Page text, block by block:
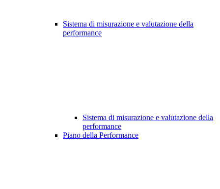
Sistema di misurazione e valutazione della
performance
Sistema di misurazione e valutazione della
performance
Piano della Performance